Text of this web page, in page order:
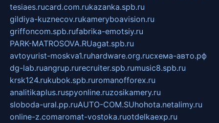
tesiaes.rucard.com.rukazanka.spb.ru
gildiya-kuznecov.rukameryboavision.ru
griffoncom.spb.rufabrika-emotsiy.ru
PARK-MATROSOVA.RUagat.spb.ru
avtoyurist-moskva1.ruhardware.org.ruсхема-авто.рф
dg-lab.ruangrup.rurecruiter.spb.rumusic8.spb.ru
krsk124.rukubok.spb.ruromanofforex.ru
analitikaplus.ruspyonline.ruzosikamery.ru
sloboda-ural.pp.ruAUTO-COM.SUhohota.netalimy.ru
online-z.comaromat-vostoka.ruotdelkaexp.ru